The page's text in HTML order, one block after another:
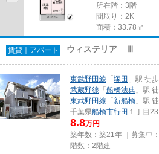
所在階：3階
間取り：2K
面積：33.78㎡
賃貸｜アパート ウィステリア Ⅲ
東武野田線 「 塚田 」駅 徒
武蔵野線 「 船橋法典 」駅
東武野田線 「 新船橋 」駅
千葉県船橋市行田 １丁目
8.8万円
築年数：築21年 ｜募集中：
階数：2階建